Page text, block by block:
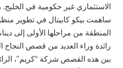
ساهمت بيكو كابيتال في تطوير
المنطقة من مراحلها الأولى إلى
رائدة وراء العديد من قصص النجاح
بين هذه القصص شركة “كريم”،